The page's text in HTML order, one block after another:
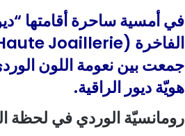
جمعت بين نعومة اللون
هويّة ديور الراقية.
رومانسيّة الوردي في لحظة